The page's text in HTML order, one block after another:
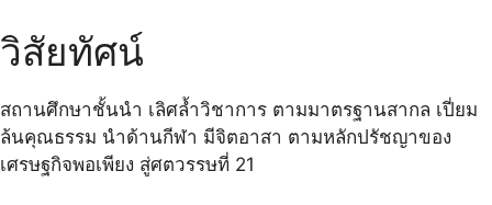
วิสัยทัศน์
สถานศึกษาชั้นนำ เลิศล้ำวิชาการ ตามมาตรฐานสากล เปี่ยม
ล้นคุณธรรม นำด้านกีฬา มีจิตอาสา ตามหลักปรัชญาของ
เศรษฐกิจพอเพียง สู่ศตวรรษที่ 21